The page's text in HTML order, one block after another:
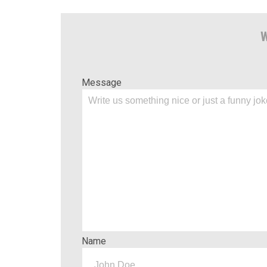
Message
Name